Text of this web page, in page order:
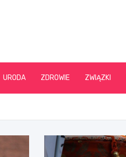
URODA ZDROWIE ZWIĄZKI